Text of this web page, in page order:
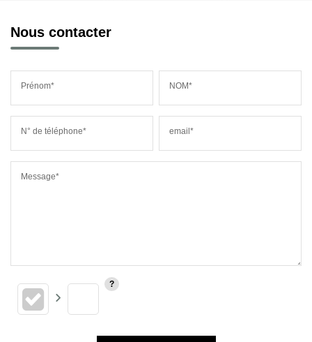
Nous contacter
Prénom* NOM*
N° de téléphone* email*
Message*